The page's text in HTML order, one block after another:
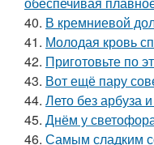
40. В кремниевой
41. Молодая кровь
42. Приготовьте по
43. Вот ещё пару
44. Лето без арбуза
45. Днём у
46. Самым сладким